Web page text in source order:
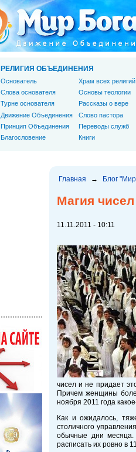
Главная → Блог
Магия чисел
11.11.2011 - 10:11
чисел и не придает
Причем женщины
ноября 2011 года
Как и ожидалось,
столичного
обычные дни месяца.
расписать их ровно в
РЕЛИГИЯ ОБЪЕДИНЕНИЯ
Основатель
Слова основателя
Турне основателя
Движение Объединения
Принцип Объединения
Благословение
Храм всех религий
Основы теологии
Рассказы о вере
Слово пастора
Переводы служб
Книги